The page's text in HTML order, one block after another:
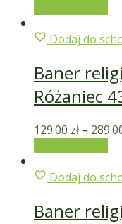
Dodaj do
Baner
Różaniec
129.00 zł –
Dodaj do
Baner